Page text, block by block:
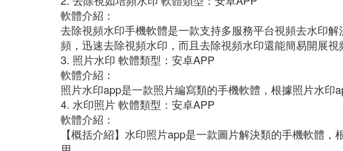
軟體介紹：
去除視頻水印手機軟體是一款支持多服務平台視頻去水印
頻，迅速去除視頻水印，而且去除視頻水印還能簡易開展視
3. 照片水印 軟體類型：安卓APP
軟體介紹：
照片水印app是一款照片編寫類的手機軟體，根據照片水印
4. 水印照片 軟體類型：安卓APP
軟體介紹：
【概括介紹】水印照片app是一款圖片解決類的手機軟體